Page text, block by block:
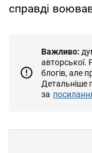
справді
Важливо:
авторської.
блогів, але
Детальніше
за